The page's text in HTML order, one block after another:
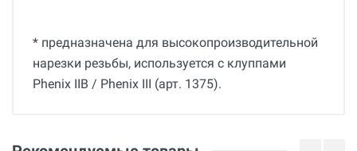
* предназначена для высокопроизводительной
нарезки резьбы, используется с клуппами
Phenix IIB / Phenix III (арт. 1375).